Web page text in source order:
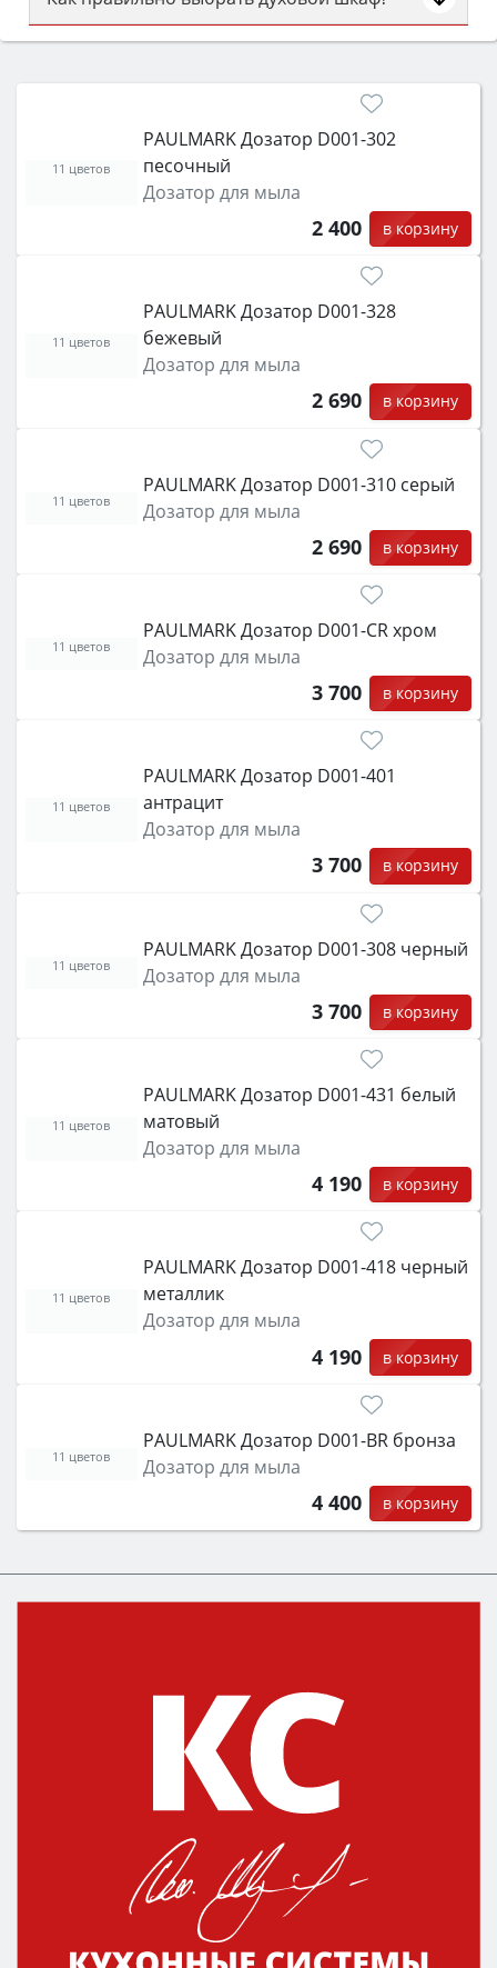
Сначала определитесь с типом (газовый или
затем смотрите на объём 50–70 л для семьи,
функции (конвекция, гриль, самоочистка,
защита от детей).
PAULMARK Дозатор D001-302
песочный
Дозатор для мыла
2 400 в корзину
11 цветов
PAULMARK Дозатор D001-328
бежевый
Дозатор для мыла
2 690 в корзину
11 цветов
PAULMARK Дозатор D001-310 серый
Дозатор для мыла
2 690 в корзину
11 цветов
PAULMARK Дозатор D001-CR хром
Дозатор для мыла
3 700 в корзину
11 цветов
PAULMARK Дозатор D001-401
антрацит
Дозатор для мыла
3 700 в корзину
11 цветов
PAULMARK Дозатор D001-308 черный
Дозатор для мыла
3 700 в корзину
11 цветов
PAULMARK Дозатор D001-431 белый
матовый
Дозатор для мыла
4 190 в корзину
11 цветов
PAULMARK Дозатор D001-418 черный
металлик
Дозатор для мыла
4 190 в корзину
11 цветов
PAULMARK Дозатор D001-BR бронза
Дозатор для мыла
4 400 в корзину
11 цветов